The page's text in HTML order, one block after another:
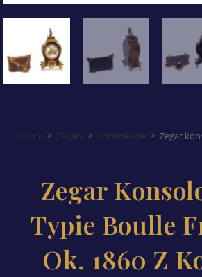
Home > Zegary > Kominkowe > Zegar
Zegar
Typie Boulle
Ok. 1860 Z